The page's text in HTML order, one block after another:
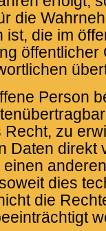
die
ist, die im
öffentlicher
Person
zu
Daten direkt
dies
die